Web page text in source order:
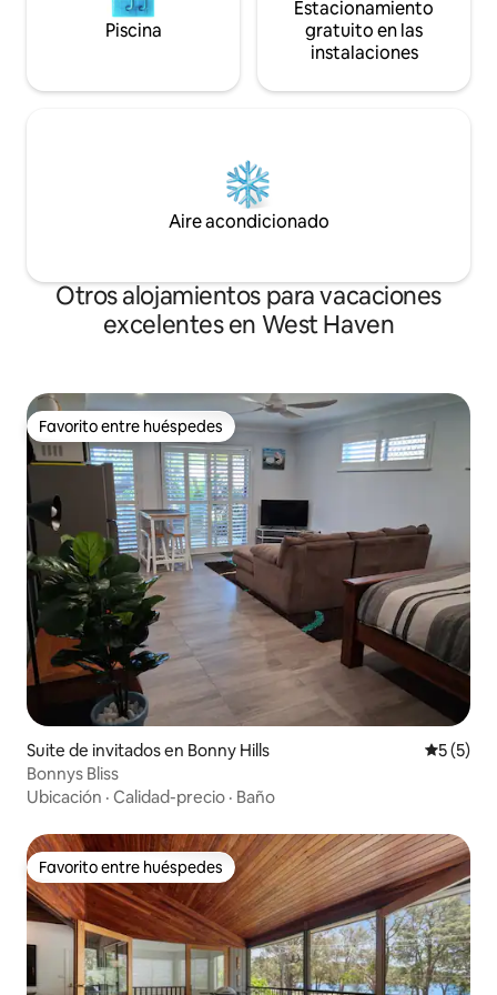
Piscina
Estacionamiento
gratuito en las
instalaciones
Aire acondicionado
Otros alojamientos para vacaciones
excelentes en West Haven
Favorito entre huéspedes
Favorito entre huéspedes
Suite de invitados en Bonny Hills
5 (5)
Bonnys Bliss
Ubicación · Calidad-precio · Baño
Favorito entre huéspedes
Favorito entre huéspedes